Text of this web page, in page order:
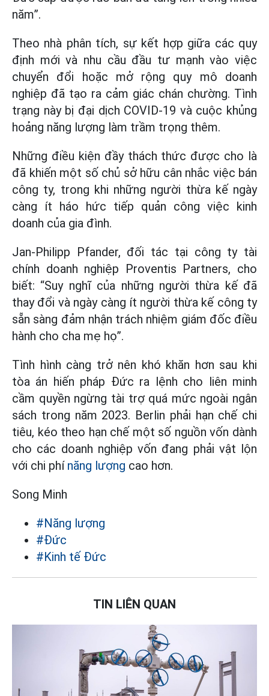
năm”.
Theo nhà phân tích, sự kết hợp giữa các quy
định mới và nhu cầu đầu tư mạnh vào việc
chuyển đổi hoặc mở rộng quy mô doanh
nghiệp đã tạo ra cảm giác chán chường. Tình
trạng này bị đại dịch COVID-19 và cuộc khủng
hoảng năng lượng làm trầm trọng thêm.
Những điều kiện đầy thách thức được cho là
đã khiến một số chủ sở hữu cân nhắc việc bán
công ty, trong khi những người thừa kế ngày
càng ít háo hức tiếp quản công việc kinh
doanh của gia đình.
Jan-Philipp Pfander, đối tác tại công ty tài
chính doanh nghiệp Proventis Partners, cho
biết: “Suy nghĩ của những người thừa kế đã
thay đổi và ngày càng ít người thừa kế công ty
sẵn sàng đảm nhận trách nhiệm giám đốc điều
hành cho cha mẹ họ”.
Tình hình càng trở nên khó khăn hơn sau khi
tòa án hiến pháp Đức ra lệnh cho liên minh
cầm quyền ngừng tài trợ quá mức ngoài ngân
sách trong năm 2023. Berlin phải hạn chế chi
tiêu, kéo theo hạn chế một số nguồn vốn dành
cho các doanh nghiệp vốn đang phải vật lộn
với chi phí năng lượng cao hơn.
Song Minh
#Năng lượng
#Đức
#Kinh tế Đức
TIN LIÊN QUAN